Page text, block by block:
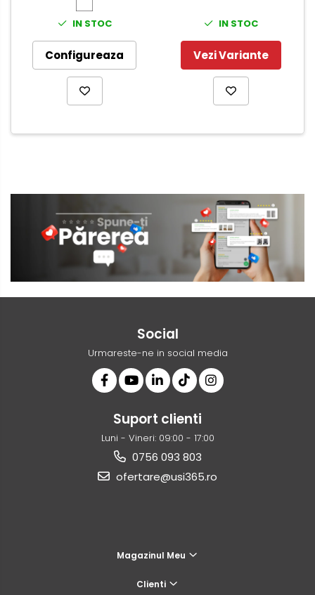
IN STOC
Configureaza
IN STOC
Vezi Variante
Social
Urmareste-ne in social media
Suport clienti
Luni - Vineri: 09:00 - 17:00
0756 093 803
ofertare@usi365.ro
Magazinul Meu
Clienti